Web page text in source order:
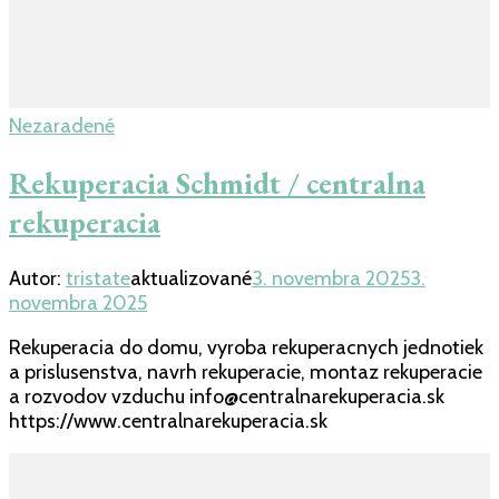
Nezaradené
Rekuperacia Schmidt / centralna
rekuperacia
Autor: tristateaktualizované3. novembra 20253.
novembra 2025
Rekuperacia do domu, vyroba rekuperacnych jednotiek
a prislusenstva, navrh rekuperacie, montaz rekuperacie
a rozvodov vzduchu info@centralnarekuperacia.sk
https://www.centralnarekuperacia.sk